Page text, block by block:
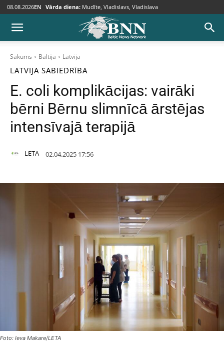
08.08.2026EN Vārda diena: Mudīte, Vladislavs, Vladislava
Sākums Baltija Latvija
LATVIJA SABIEDRĪBA
E. coli komplikācijas: vairāki
bērni Bērnu slimnīcā ārstējas
intensīvajā terapijā
LETA 02.04.2025 17:56
Foto: Ieva Makare/LETA